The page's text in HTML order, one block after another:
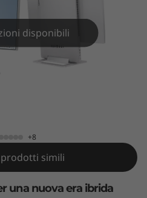
disponibili
+8
simili
una nuova era ibrida